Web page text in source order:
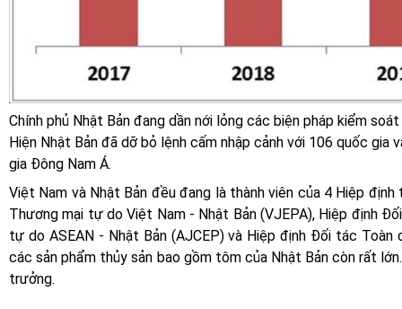
Chính phủ Nhật Bản đang dần nới lỏng các biện pháp kiểm
Hiện Nhật Bản đã dỡ bỏ lệnh cấm nhập cảnh với 106 quốc gia
gia Đông Nam Á.
Việt Nam và Nhật Bản đều đang là thành viên của 4 Hiệp
Thương mại tự do Việt Nam - Nhật Bản (VJEPA), Hiệp định
tự do ASEAN - Nhật Bản (AJCEP) và Hiệp định Đối tác
các sản phẩm thủy sản bao gồm tôm của Nhật Bản còn rất
trưởng.